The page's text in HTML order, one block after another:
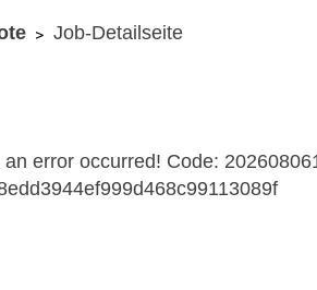
Job-Detailseite
an error occurred! Code: